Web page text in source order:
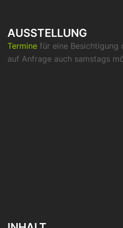
AUSSTELLUNG
Termine für eine Besichtigung
auf Anfrage auch samstags